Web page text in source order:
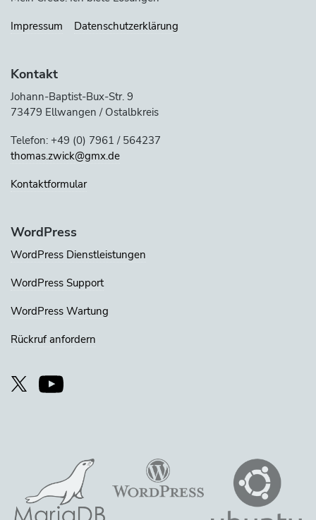
Impressum
Datenschutzerklärung
Kontakt
Johann-Baptist-Bux-Str. 9
73479 Ellwangen / Ostalbkreis
Telefon: +49 (0) 7961 / 564237
thomas.zwick@gmx.de
Kontaktformular
WordPress
WordPress Dienstleistungen
WordPress Support
WordPress Wartung
Rückruf anfordern